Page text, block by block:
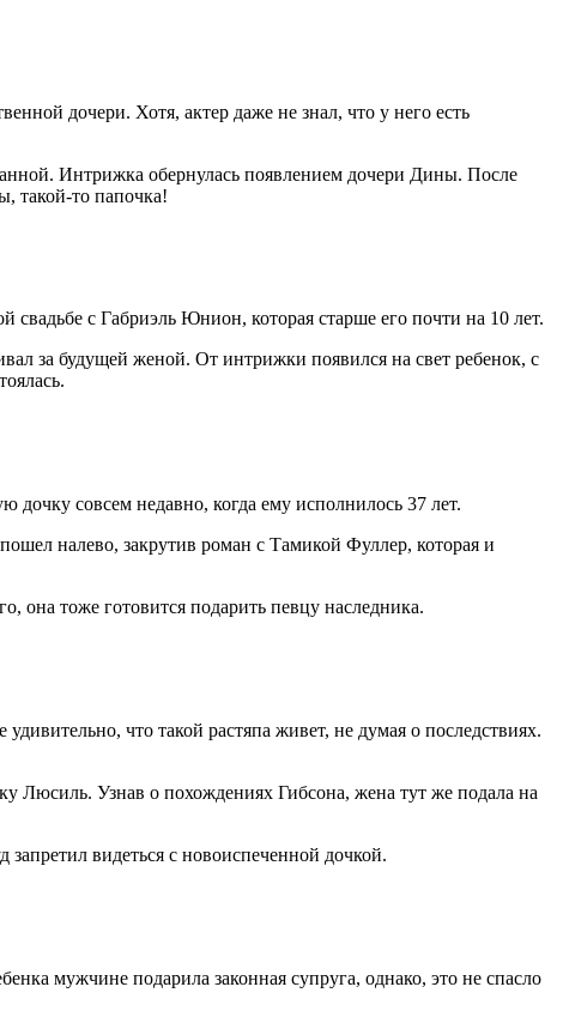
дочери. Хотя, актер даже не знал, что у него есть
Интрижка обернулась появлением дочери Дины. После
такой-то папочка!
свадьбе с Габриэль Юнион, которая старше его почти на 10 лет.
за будущей женой. От интрижки появился на свет ребенок, с
совсем недавно, когда ему исполнилось 37 лет.
налево, закрутив роман с Тамикой Фуллер, которая и
она тоже готовится подарить певцу наследника.
что такой растяпа живет, не думая о последствиях.
Люсиль. Узнав о похождениях Гибсона, жена тут же подала на
видеться с новоиспеченной дочкой.
мужчине подарила законная супруга, однако, это не спасло